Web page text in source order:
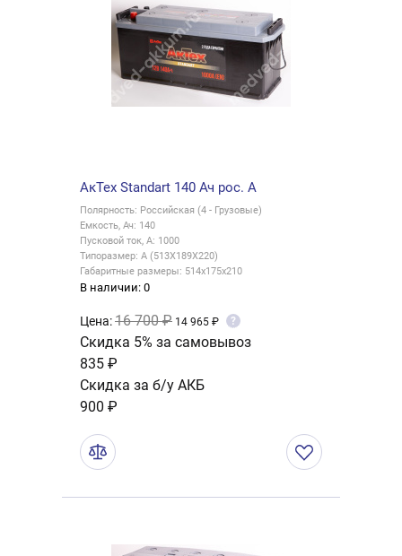
АкТех Standart 140 Ач рос. A
Полярность: Российская (4 - Грузовые)
Емкость, Ач: 140
Пусковой ток, А: 1000
Типоразмер: A (513X189X220)
Габаритные размеры: 514x175x210
В наличии: 0
Цена:16 700 ₽ 14 965 ₽ ?
Скидка 5% за самовывоз
835 ₽
Скидка за б/у АКБ
900 ₽